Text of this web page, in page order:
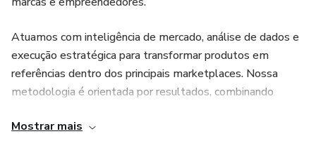
Atuamos com inteligência de mercado, análise de dados e
execução estratégica para transformar produtos em
referências dentro dos principais marketplaces. Nossa
metodologia é orientada por resultados, combinando
escalar negócios de forma sustentável.
Mostrar mais